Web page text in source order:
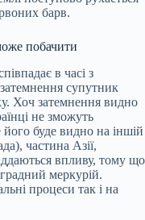
барв.
побачити
в часі з
супутник
Хоч затемнення видно
не зможуть
буде видно на іншій
частина Азії,
впливу, тому що
меркурій.
процеси так і на